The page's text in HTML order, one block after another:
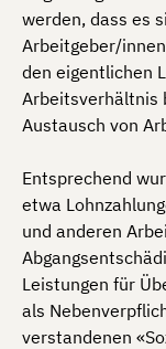
werden, dass es
Arbeitgeber/
den eigentlichen
Arbeitsverhältnis
Austausch von
Entsprechend
etwa
und anderen
Leistungen für
als
verstandenen